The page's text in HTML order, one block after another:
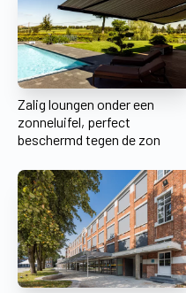
Zalig loungen onder een
zonneluifel, perfect
beschermd tegen de zon